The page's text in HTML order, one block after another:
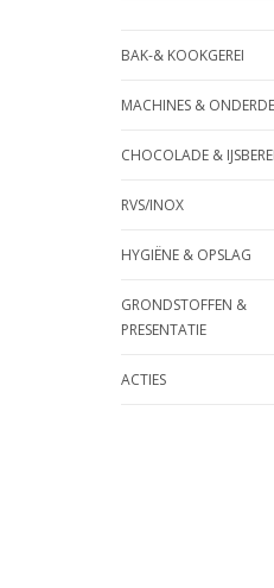
BAK-& KOOKGEREI
MACHINES &
CHOCOLADE &
RVS/INOX
HYGIËNE & OPSLAG
GRONDSTOFFEN &
PRESENTATIE
ACTIES